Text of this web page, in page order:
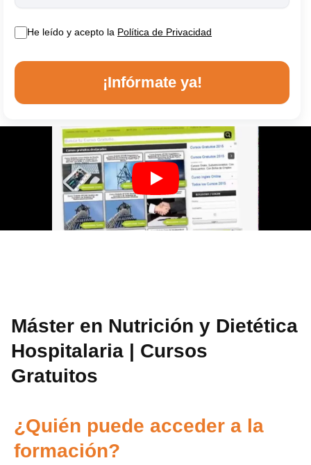
He leído y acepto la Política de Privacidad
¡Infórmate ya!
Máster en Nutrición y Dietética
Hospitalaria | Cursos
Gratuitos
¿Quién puede acceder a la
formación?